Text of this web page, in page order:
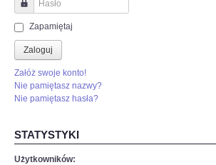
ciekawy-
boj-
c,nId,5769580?
fbclid=IwAR3-
EpAj8Loyw1RAtFnOdtJ8JCBaeus-
Hasło
Zapamiętaj
Zaloguj
Załóż swoje konto!
Nie pamiętasz nazwy?
Nie pamiętasz hasła?
STATYSTYKI
Użytkowników: